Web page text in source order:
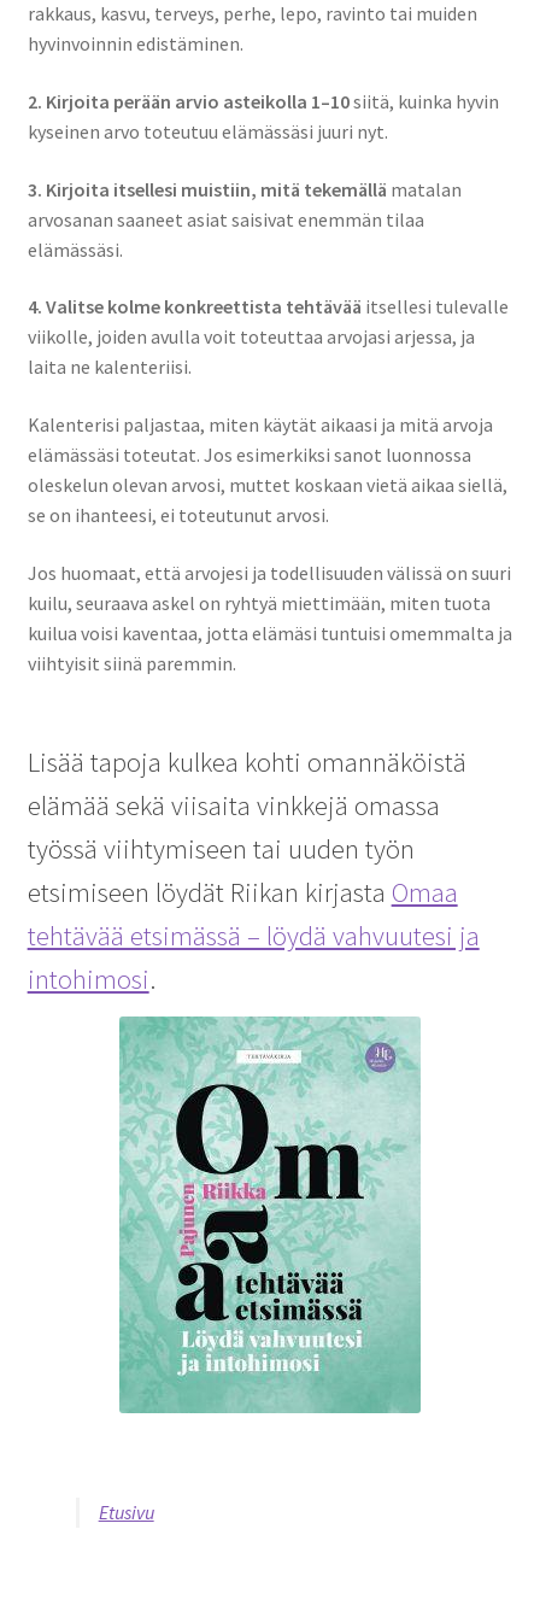
rakkaus, kasvu, terveys, perhe, lepo, ravinto tai muiden
hyvinvoinnin edistäminen.
2. Kirjoita perään arvio asteikolla 1–10siitä, kuinka hyvin
kyseinen arvo toteutuu elämässäsi juuri nyt.
3. Kirjoita itsellesi muistiin, mitä tekemällä matalan
arvosanan saaneet asiat saisivat enemmän tilaa
elämässäsi.
4. Valitse kolme konkreettista tehtävää itsellesi tulevalle
viikolle, joiden avulla voit toteuttaa arvojasi arjessa, ja
laita ne kalenteriisi.
Kalenterisi paljastaa, miten käytät aikaasi ja mitä arvoja
elämässäsi toteutat. Jos esimerkiksi sanot luonnossa
oleskelun olevan arvosi, muttet koskaan vietä aikaa siellä,
se on ihanteesi, ei toteutunut arvosi.
Jos huomaat, että arvojesi ja todellisuuden välissä on suuri
kuilu, seuraava askel on ryhtyä miettimään, miten tuota
kuilua voisi kaventaa, jotta elämäsi tuntuisi omemmalta ja
viihtyisit siinä paremmin.
Lisää tapoja kulkea kohti omannäköistä
elämää sekä viisaita vinkkejä omassa
työssä viihtymiseen tai uuden työn
etsimiseen löydät Riikan kirjasta Omaa
tehtävää etsimässä – löydä vahvuutesi ja
intohimosi.
Etusivu